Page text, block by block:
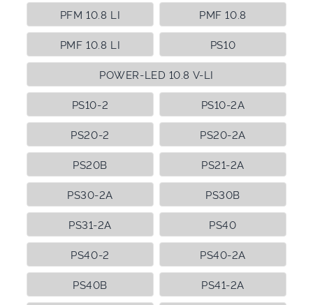
PFM 10.8 LI PMF 10.8
PMF 10.8 LI
POWER-LED 10.8 V-LI
PS10
PS10-2 PS10-2A
PS20-2 PS20-2A
PS20B PS21-2A
PS30-2A PS30B
PS31-2A PS40
PS40-2 PS40-2A
PS40B PS41-2A